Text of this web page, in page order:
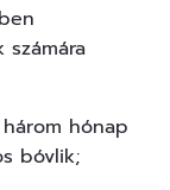
hónap
bóvlik;